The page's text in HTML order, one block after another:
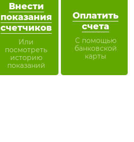
Внести
показания
счетчиков
Или
посмотреть
историю
показаний
Оплатить
счета
С помощью
банковской
карты